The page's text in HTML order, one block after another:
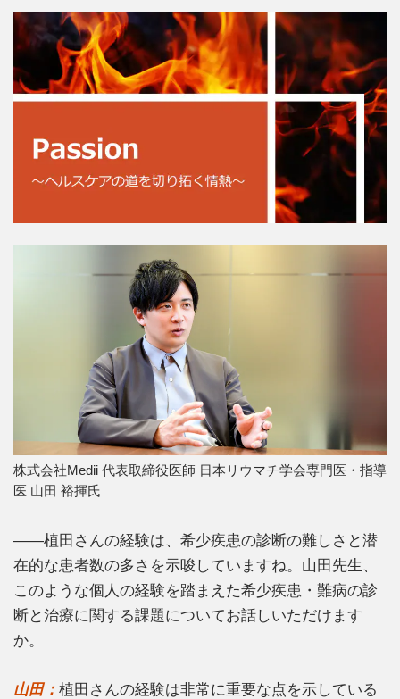
株式会社Medii 代表取締役医師 日本リウマチ学会専門医・指導
医 山田 裕揮氏
――植田さんの経験は、希少疾患の診断の難しさと潜
在的な患者数の多さを示唆していますね。山田先生、
このような個人の経験を踏まえた希少疾患・難病の診
断と治療に関する課題についてお話しいただけます
か。
山田： 植田さんの経験は非常に重要な点を示している